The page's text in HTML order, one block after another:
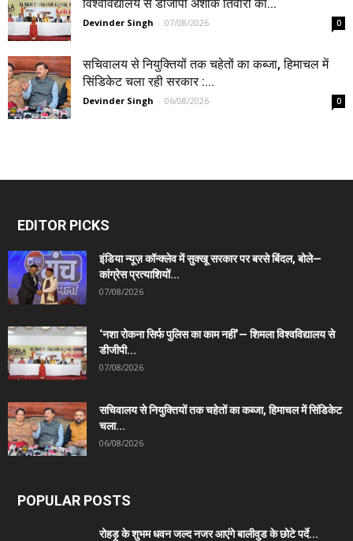
विश्वविद्यालय से डीजीपी अशोक तिवारी का...
Devinder Singh - 07/08/2026 0
सचिवालय से नियुक्तियों तक चहेतों का कब्जा, हिमाचल में
सिंडिकेट चला रही सरकार :...
Devinder Singh - 06/08/2026 0
EDITOR PICKS
इंडिया न्यूज़ कॉन्क्लेव में सुक्खू सरकार पर बरसे बिंदल, बोले—
कांग्रेस प्रत्याशियों...
07/08/2026
‘नशा रोकना सिर्फ पुलिस का काम नहीं’— शिमला विश्वविद्यालय से
डीजीपी...
07/08/2026
सचिवालय से नियुक्तियों तक चहेतों का कब्जा, हिमाचल में सिंडिकेट
चला...
06/08/2026
POPULAR POSTS
रोहड़ू के शुभम धवन जल्द नजर आएंगे बालीवुड के छोटे पर्दे...